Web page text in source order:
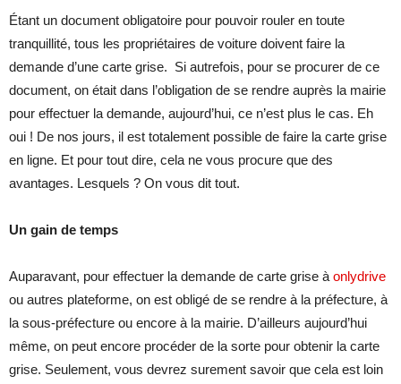
Étant un document obligatoire pour pouvoir rouler en toute
tranquillité, tous les propriétaires de voiture doivent faire la
demande d’une carte grise. Si autrefois, pour se procurer de ce
document, on était dans l’obligation de se rendre auprès la mairie
pour effectuer la demande, aujourd’hui, ce n’est plus le cas. Eh
oui ! De nos jours, il est totalement possible de faire la carte grise
en ligne. Et pour tout dire, cela ne vous procure que des
avantages. Lesquels ? On vous dit tout.
Un gain de temps
Auparavant, pour effectuer la demande de carte grise à onlydrive
ou autres plateforme, on est obligé de se rendre à la préfecture, à
la sous-préfecture ou encore à la mairie. D’ailleurs aujourd’hui
même, on peut encore procéder de la sorte pour obtenir la carte
grise. Seulement, vous devrez surement savoir que cela est loin